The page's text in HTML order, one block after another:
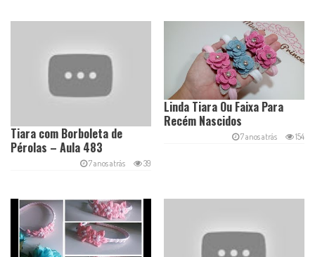
Linda Tiara Ou Faixa Para
Recém Nascidos
7 anos atrás 154
Tiara com Borboleta de
Pérolas – Aula 483
7 anos atrás 39